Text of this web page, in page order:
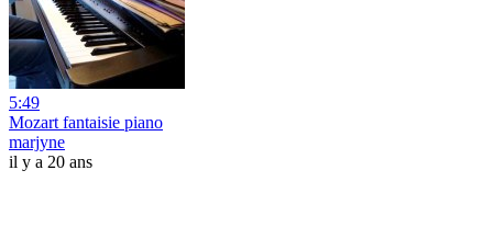
5:49
Mozart fantaisie piano
marjyne
il y a 20 ans